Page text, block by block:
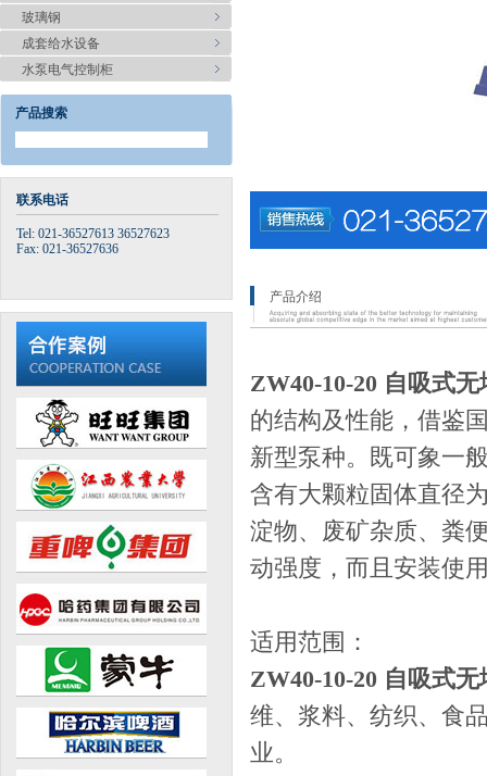
玻璃钢
成套给水设备
水泵电气控制柜
产品搜索
联系电话
Tel: 021-36527613 36527623
Fax: 021-36527636
产品介绍
ZW40-10-20 自吸式
的结构及性能，借鉴
新型泵种。既可象一
含有大颗粒固体直径
淀物、废矿杂质、粪
动强度，而且安装使
适用范围：
ZW40-10-20 自吸式
维、浆料、纺织、食
业。